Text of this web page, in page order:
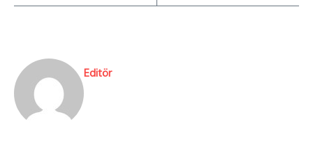
Editör